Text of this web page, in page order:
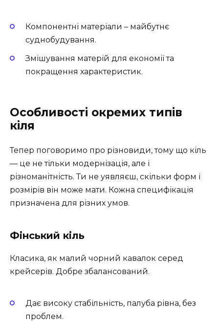
Компонентні матеріали – майбутнє
суднобудування.
Змішування матерій для економії та
покращення характеристик.
Особливості окремих типів
кіля
Тепер поговоримо про різновиди, тому що кіль
— це не тільки модернізація, але і
різноманітність. Ти не уявляєш, скільки форм і
розмірів він може мати. Кожна специфікація
призначена для різних умов.
Фінський кіль
Класика, як малий чорний кавалок серед
крейсерів. Добре збалансований.
Дає високу стабільність, палуба рівна, без
проблем.